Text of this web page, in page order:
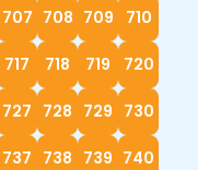
707 708 709 710
717 718 719 720
727 728 729 730
737 738 739 740